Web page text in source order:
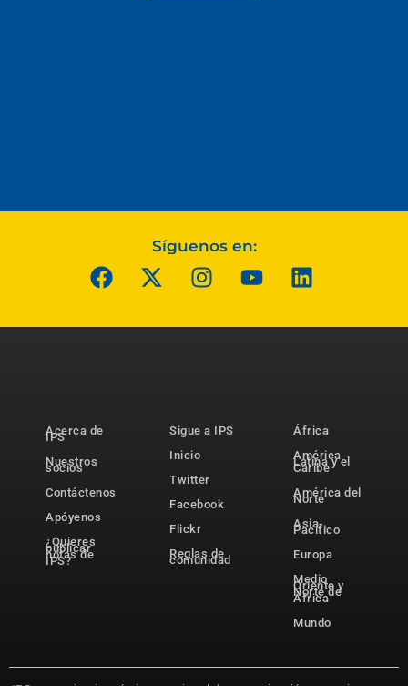
Síguenos en:
Acerca de
IPS
Nuestros
socios
Contáctenos
Apóyenos
¿Quieres
publicar
notas de
IPS?
Sigue a IPS
Inicio
Twitter
Facebook
Flickr
Reglas de
comunidad
África
América
Latina y el
Caribe
América del
Norte
Asia-
Pacífico
Europa
Medio
Oriente y
Norte de
África
Mundo